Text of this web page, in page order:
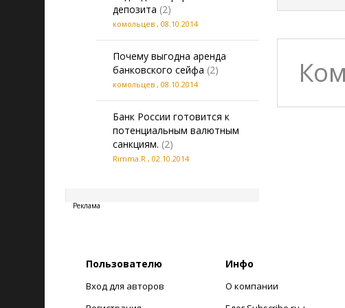
депозита (2)
комольцев , 08.10.2014
Почему выгодна аренда
банковского сейфа (2)
комольцев , 08.10.2014
Банк России готовится к
потенциальным валютным
санкциям. (2)
Rimma.R , 02.10.2014
Реклама
Пользователю
Вход для авторов
Инфо
О компании